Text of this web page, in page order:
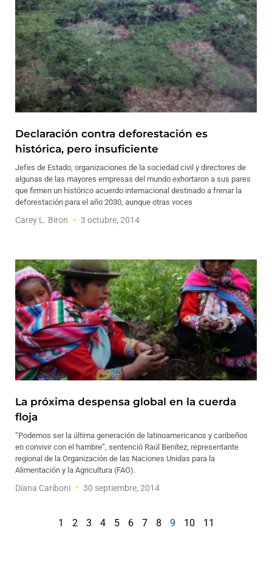
Declaración contra deforestación es
histórica, pero insuficiente
Jefes de Estado, organizaciones de la sociedad civil y directores de
algunas de las mayores empresas del mundo exhortaron a sus pares
que firmen un histórico acuerdo internacional destinado a frenar la
deforestación para el año 2030, aunque otras voces
Carey L. Biron 3 octubre, 2014
La próxima despensa global en la cuerda
floja
“Podemos ser la última generación de latinoamericanos y caribeños
en convivir con el hambre”, sentenció Raúl Benítez, representante
regional de la Organización de las Naciones Unidas para la
Alimentación y la Agricultura (FAO).
Diana Cariboni 30 septiembre, 2014
1 2 3 4 5 6 7 8 9 10 11